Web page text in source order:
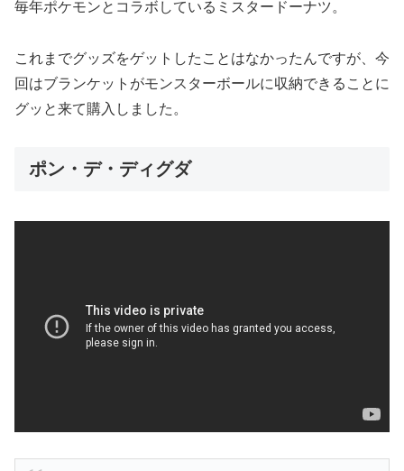
毎年ポケモンとコラボしているミスタードーナツ。
これまでグッズをゲットしたことはなかったんですが、今
回はブランケットがモンスターボールに収納できることに
グッと来て購入しました。
ポン・デ・ディグダ